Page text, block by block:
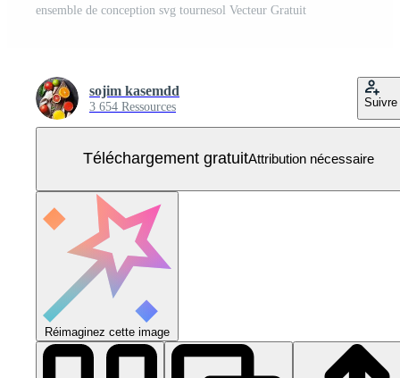
ensemble de conception svg tournesol Vecteur Gratuit
sojim kasemdd
3 654 Ressources Suivre
Téléchargement gratuitAttribution nécessaire
Réimaginez cette image